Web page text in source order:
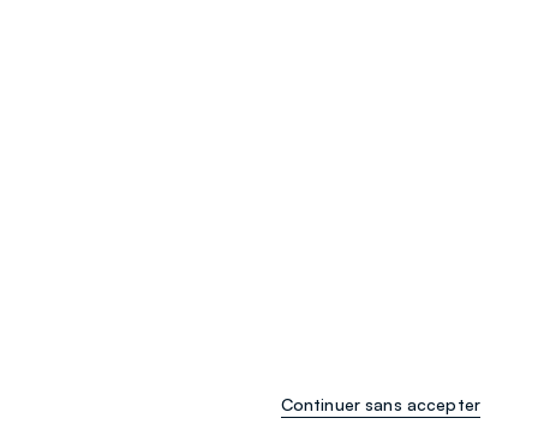
Continuer sans accepter